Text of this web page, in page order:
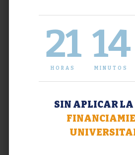
21
HORAS
14
MINUTOS
SIN APLICAR LA